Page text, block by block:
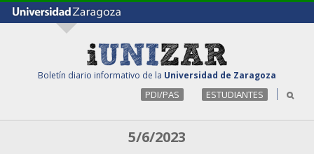
Boletín diario informativo de la Universidad de Zaragoza
PDI/PAS ESTUDIANTES
5/6/2023